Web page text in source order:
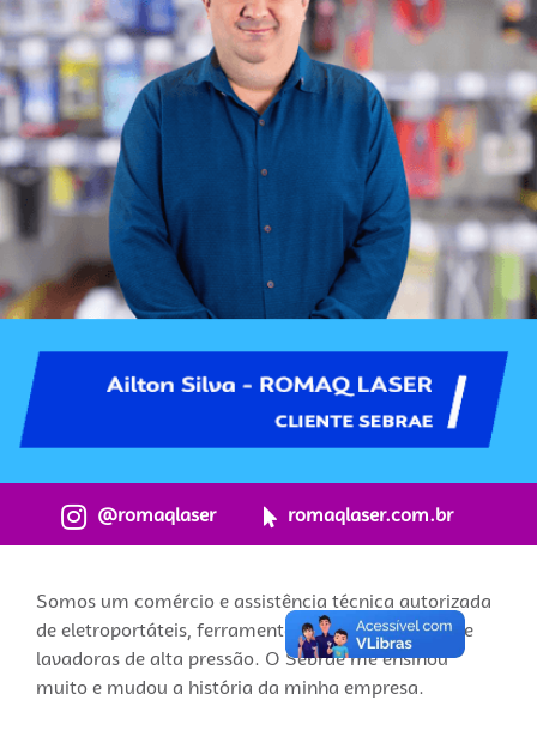
@romaqlaser romaqlaser.com.br
Somos um comércio e assistência técnica autorizada
de eletroportáteis, ferramentas elétricas, baterias e
lavadoras de alta pressão. O Sebrae me ensinou
muito e mudou a história da minha empresa.